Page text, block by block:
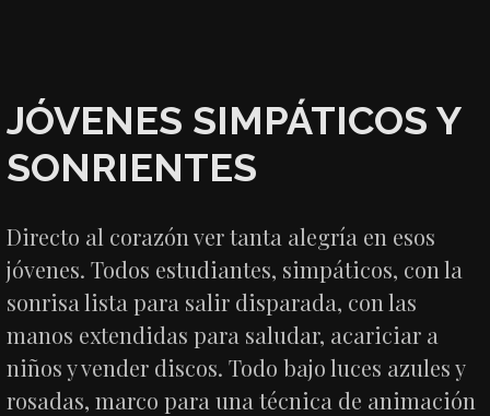
JÓVENES SIMPÁTICOS Y
SONRIENTES
Directo al corazón ver tanta alegría en esos
jóvenes. Todos estudiantes, simpáticos, con la
sonrisa lista para salir disparada, con las
manos extendidas para saludar, acariciar a
niños y vender discos. Todo bajo luces azules y
rosadas, marco para una técnica de animación